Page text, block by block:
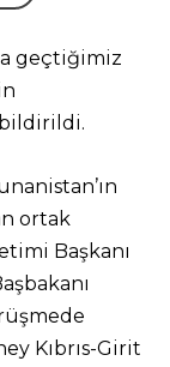
geçtiğimiz
bildirildi.
ortak
Başkanı
Kıbrıs-Girit